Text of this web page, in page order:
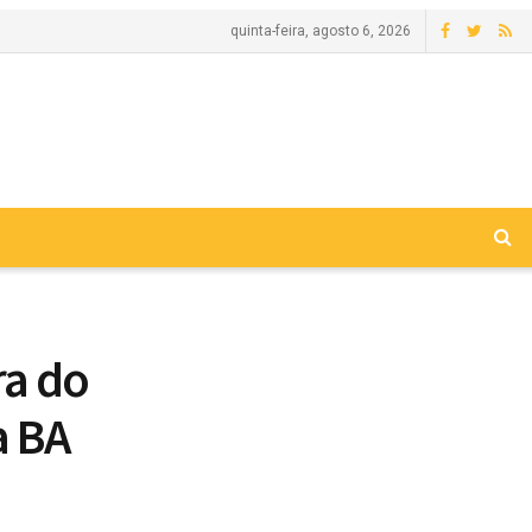
quinta-feira, agosto 6, 2026
do